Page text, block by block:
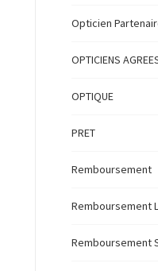
Opticien
OPTICIENS
OPTIQUE
PRET
Remboursement
Remboursement
Remboursement